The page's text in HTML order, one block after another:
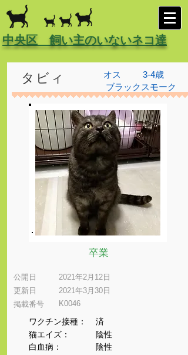
中央区 飼い主のいないネコ達
オス
タビィ
3-4歳
ブラックスモーク
卒業
公開日
更新日
​掲載番号
2021年2月12日
2021年3月30日
K0046
ワクチン接種：
猫エイズ：
​白血病：
済
陰性
陰性